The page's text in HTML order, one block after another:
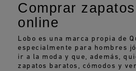
Comprar
online
Lobo es una marca propia de
especialmente para hombres
ir a la moda y que, además,
zapatos baratos, cómodos y